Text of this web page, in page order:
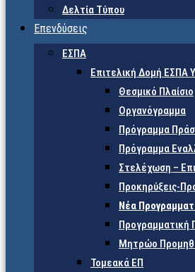
Δελτία Τύπου
Επενδύσεις
ΕΣΠΑ
Επιτελική Δομή ΕΣΠΑ
Θεσμικό Πλαίσιο
Οργανόγραμμα
Πρόγραμμα
Πρόγραμμα
Στελέχωση –
Προκηρύξεις-
Νέα
Προγραμματική
Μητρώο
Τομεακά ΕΠ